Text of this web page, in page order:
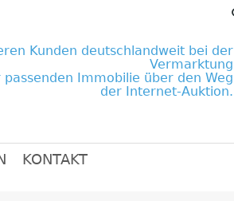
Kunden deutschlandweit bei der
Vermarktung
Immobilie über den Weg
der Internet-Auktion.
KONTAKT